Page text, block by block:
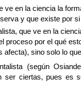
ve en la ciencia la
y que existe por
que ve en la
proceso por el qué
afecta), sino solo lo
(según
ser ciertas, pues es